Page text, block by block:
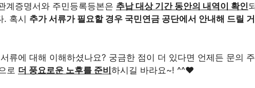
계증명서와 주민등록등본은 추납 대상 기간 동안의 내역이 확인되
. 혹시 추가 서류가 필요할 경우 국민연금 공단에서 안내해 드릴 거
류에 대해 이해하셨나요? 궁금한 점이 더 있다면 언제든 문의 주
로 더 풍요로운 노후를 준비하시길 바라요~! ^^♥